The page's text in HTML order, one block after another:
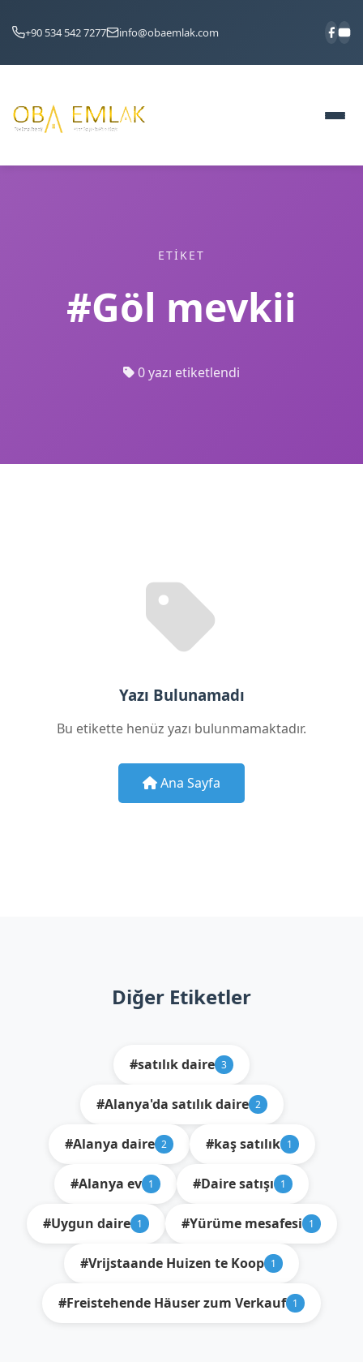
+90 534 542 7277 info@obaemlak.com
ETIKET
#Göl mevkii
0 yazı etiketlendi
Yazı Bulunamadı
Bu etikette henüz yazı bulunmamaktadır.
Ana Sayfa
Diğer Etiketler
#satılık daire 3
#Alanya'da satılık daire 2
#Alanya daire 2 #kaş satılık 1
#Alanya ev 1 #Daire satışı 1
#Uygun daire 1 #Yürüme mesafesi 1
#Vrijstaande Huizen te Koop 1
#Freistehende Häuser zum Verkauf 1